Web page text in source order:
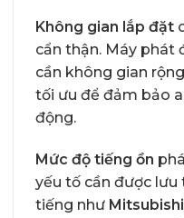
Không gian lắp đặt
cẩn thận. Máy phát
cần không gian
tối ưu để đảm bảo
động.
Mức độ tiếng ồn
yếu tố cần được lưu
tiếng như Mitsubishi